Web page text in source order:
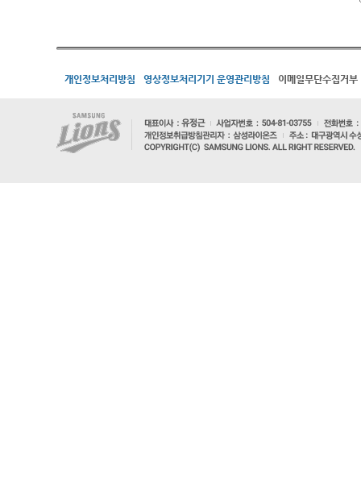
개인정보처리방침 영상정보처리기기 운영관리방침 이메일무단수집거부